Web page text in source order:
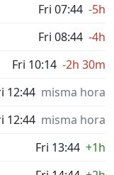
Fri 07:44 -5h
Fri 08:44 -4h
Fri 10:14 -2h 30m
12:44 misma hora
12:44 misma hora
Fri 13:44 +1h